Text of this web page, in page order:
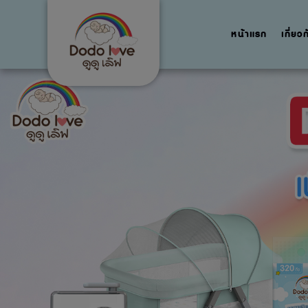
หน้าแรก เกี่ยว